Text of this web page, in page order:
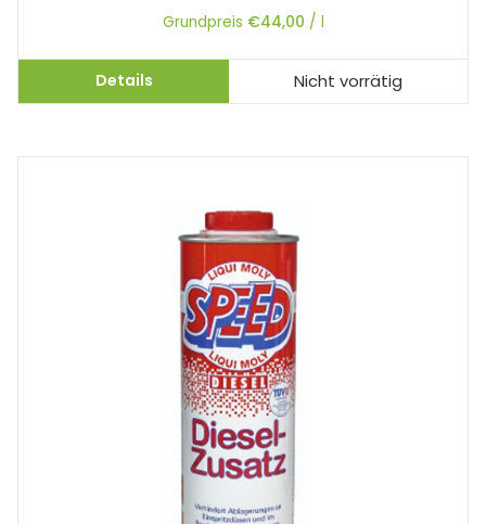
Grundpreis €44,00 / l
Details Nicht vorrätig